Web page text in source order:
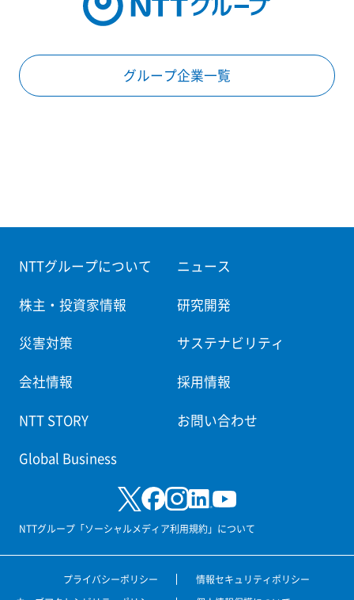
グループ企業一覧
NTTグループについて ニュース
株主・投資家情報 研究開発
災害対策 サステナビリティ
会社情報 採用情報
NTT STORY お問い合わせ
Global Business
NTTグループ「ソーシャルメディア利用規約」について
プライバシーポリシー
情報セキュリティポリシー